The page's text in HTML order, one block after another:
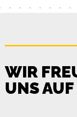
WIR
UNS AUF